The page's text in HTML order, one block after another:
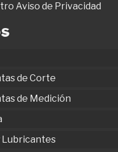
Aviso de Privacidad
de Corte
de Medición
Lubricantes